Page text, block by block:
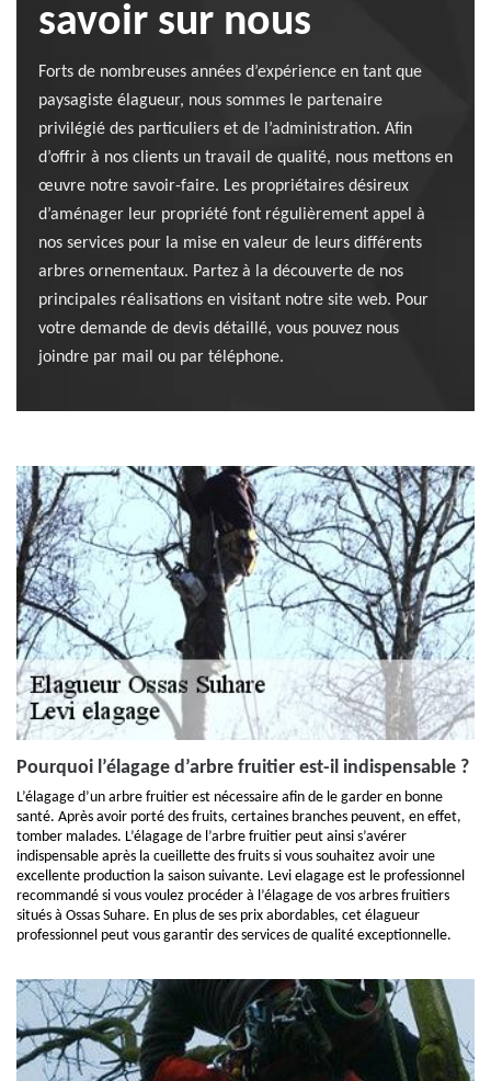
savoir sur nous
Forts de nombreuses années d’expérience en tant que
paysagiste élagueur, nous sommes le partenaire
privilégié des particuliers et de l’administration. Afin
d’offrir à nos clients un travail de qualité, nous mettons en
œuvre notre savoir-faire. Les propriétaires désireux
d’aménager leur propriété font régulièrement appel à
nos services pour la mise en valeur de leurs différents
arbres ornementaux. Partez à la découverte de nos
principales réalisations en visitant notre site web. Pour
votre demande de devis détaillé, vous pouvez nous
joindre par mail ou par téléphone.
Pourquoi l’élagage d’arbre fruitier est-il indispensable ?
L’élagage d’un arbre fruitier est nécessaire afin de le garder en bonne
santé. Après avoir porté des fruits, certaines branches peuvent, en effet,
tomber malades. L’élagage de l’arbre fruitier peut ainsi s’avérer
indispensable après la cueillette des fruits si vous souhaitez avoir une
excellente production la saison suivante. Levi elagage est le professionnel
recommandé si vous voulez procéder à l’élagage de vos arbres fruitiers
situés à Ossas Suhare. En plus de ses prix abordables, cet élagueur
professionnel peut vous garantir des services de qualité exceptionnelle.